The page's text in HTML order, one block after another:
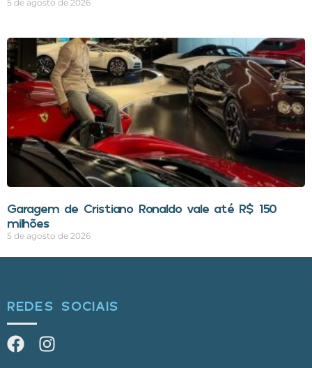
5 de agosto de 2026
Garagem de Cristiano Ronaldo vale até R$ 150
milhões
5 de agosto de 2026
REDES SOCIAIS